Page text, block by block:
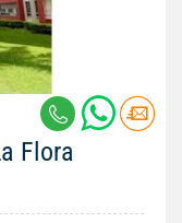
Flora